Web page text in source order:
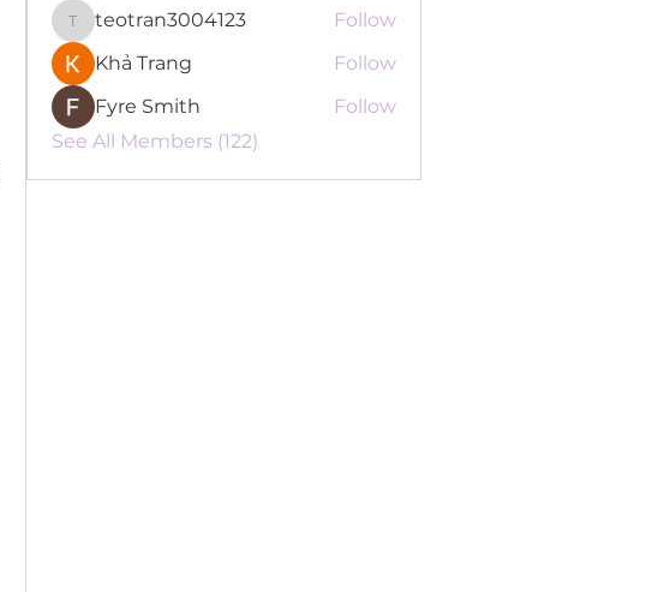
teotran3004123
teotran3004123
Follow
Khả Trang
Follow
Fyre Smith
Follow
See All Members (122)